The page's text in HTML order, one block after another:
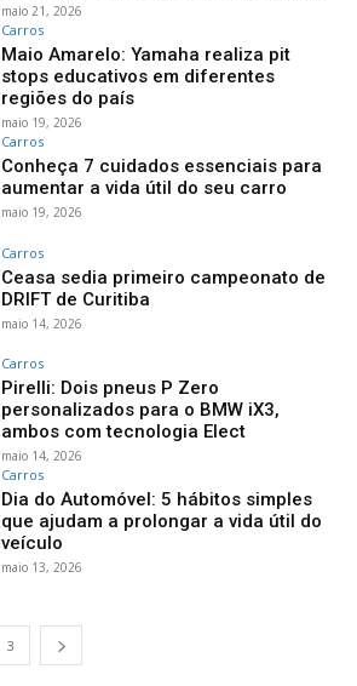
maio 21, 2026
Carros
Maio Amarelo: Yamaha realiza pit
stops educativos em diferentes
regiões do país
maio 19, 2026
Carros
Conheça 7 cuidados essenciais para
aumentar a vida útil do seu carro
maio 19, 2026
Carros
Ceasa sedia primeiro campeonato de
DRIFT de Curitiba
maio 14, 2026
Carros
Pirelli: Dois pneus P Zero
personalizados para o BMW iX3,
ambos com tecnologia Elect
maio 14, 2026
Carros
Dia do Automóvel: 5 hábitos simples
que ajudam a prolongar a vida útil do
veículo
maio 13, 2026
3